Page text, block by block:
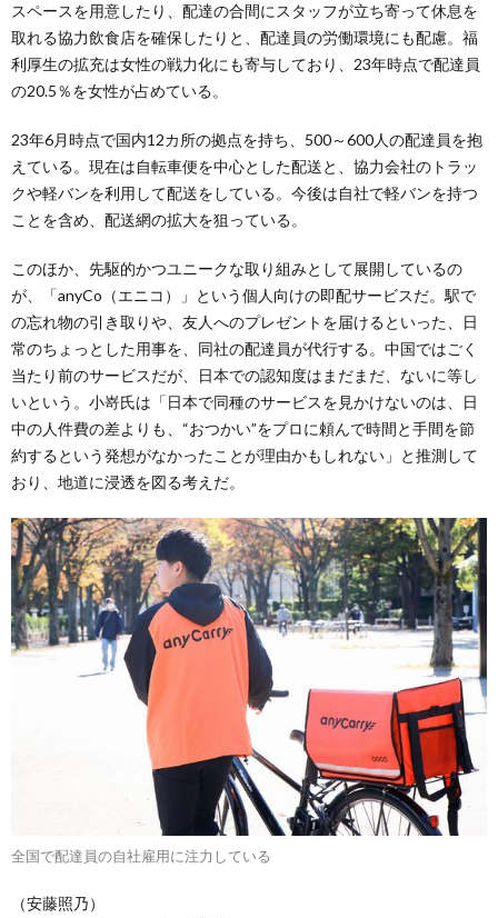
スペースを用意したり、配達の合間にスタッフが立ち寄って休息を
取れる協力飲食店を確保したりと、配達員の労働環境にも配慮。福
利厚生の拡充は女性の戦力化にも寄与しており、23年時点で配達員
の20.5％を女性が占めている。
23年6月時点で国内12カ所の拠点を持ち、500～600人の配達員を抱
えている。現在は自転車便を中心とした配送と、協力会社のトラッ
クや軽バンを利用して配送をしている。今後は自社で軽バンを持つ
ことを含め、配送網の拡大を狙っている。
このほか、先駆的かつユニークな取り組みとして展開しているの
が、「anyCo（エニコ）」という個人向けの即配サービスだ。駅で
の忘れ物の引き取りや、友人へのプレゼントを届けるといった、日
常のちょっとした用事を、同社の配達員が代行する。中国ではごく
当たり前のサービスだが、日本での認知度はまだまだ、ないに等し
いという。小嵜氏は「日本で同種のサービスを見かけないのは、日
中の人件費の差よりも、“おつかい”をプロに頼んで時間と手間を節
約するという発想がなかったことが理由かもしれない」と推測して
おり、地道に浸透を図る考えだ。
全国で配達員の自社雇用に注力している
（安藤照乃）